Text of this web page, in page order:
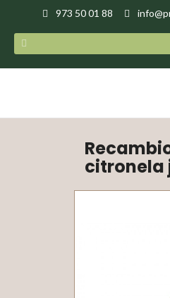
973 50 01 88
citronela